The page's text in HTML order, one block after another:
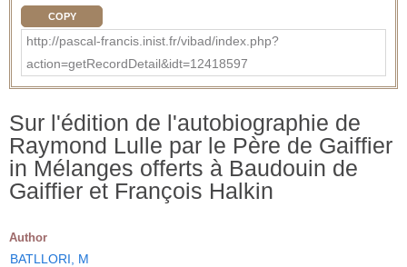
COPY
http://pascal-francis.inist.fr/vibad/index.php?
action=getRecordDetail&idt=12418597
Sur l'édition de l'autobiographie de
Raymond Lulle par le Père de Gaiffier
in Mélanges offerts à Baudouin de
Gaiffier et François Halkin
Author
BATLLORI, M